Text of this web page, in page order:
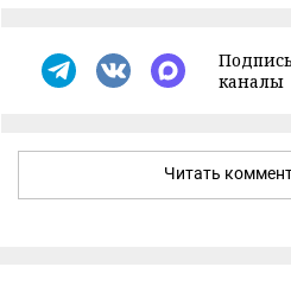
каналы
Читать